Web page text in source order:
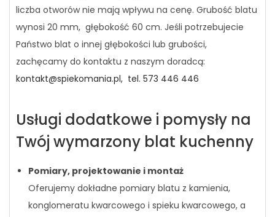
liczba otworów nie mają wpływu na cenę. Grubość blatu
wynosi 20 mm, głębokość 60 cm. Jeśli potrzebujecie
Państwo blat o innej głębokości lub grubości,
zachęcamy do kontaktu z naszym doradcą:
kontakt@spiekomania.pl, tel. 573 446 446
Usługi dodatkowe i pomysły na
Twój wymarzony blat kuchenny
Pomiary, projektowanie i montaż
Oferujemy dokładne pomiary blatu z kamienia,
konglomeratu kwarcowego i spieku kwarcowego, a